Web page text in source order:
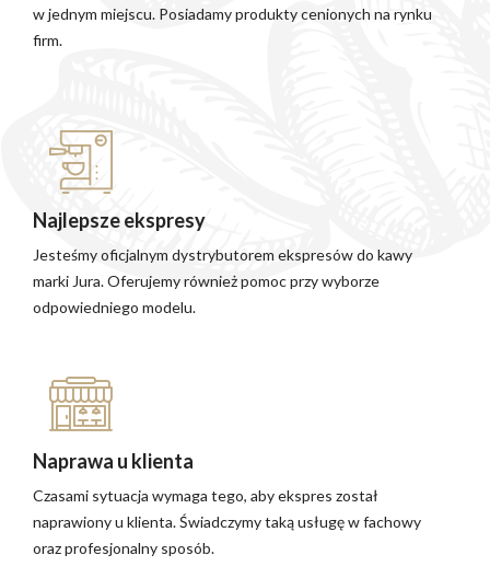
w jednym miejscu. Posiadamy produkty cenionych na rynku
firm.
Najlepsze ekspresy
Jesteśmy oficjalnym dystrybutorem ekspresów do kawy
marki Jura. Oferujemy również pomoc przy wyborze
odpowiedniego modelu.
Naprawa u klienta
Czasami sytuacja wymaga tego, aby ekspres został
naprawiony u klienta. Świadczymy taką usługę w fachowy
oraz profesjonalny sposób.